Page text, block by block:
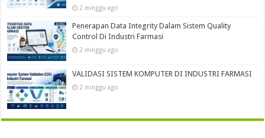
2 minggu ago
Penerapan Data Integrity Dalam Sistem Quality
Control Di Industri Farmasi
2 minggu ago
VALIDASI SISTEM KOMPUTER DI INDUSTRI FARMASI
2 minggu ago